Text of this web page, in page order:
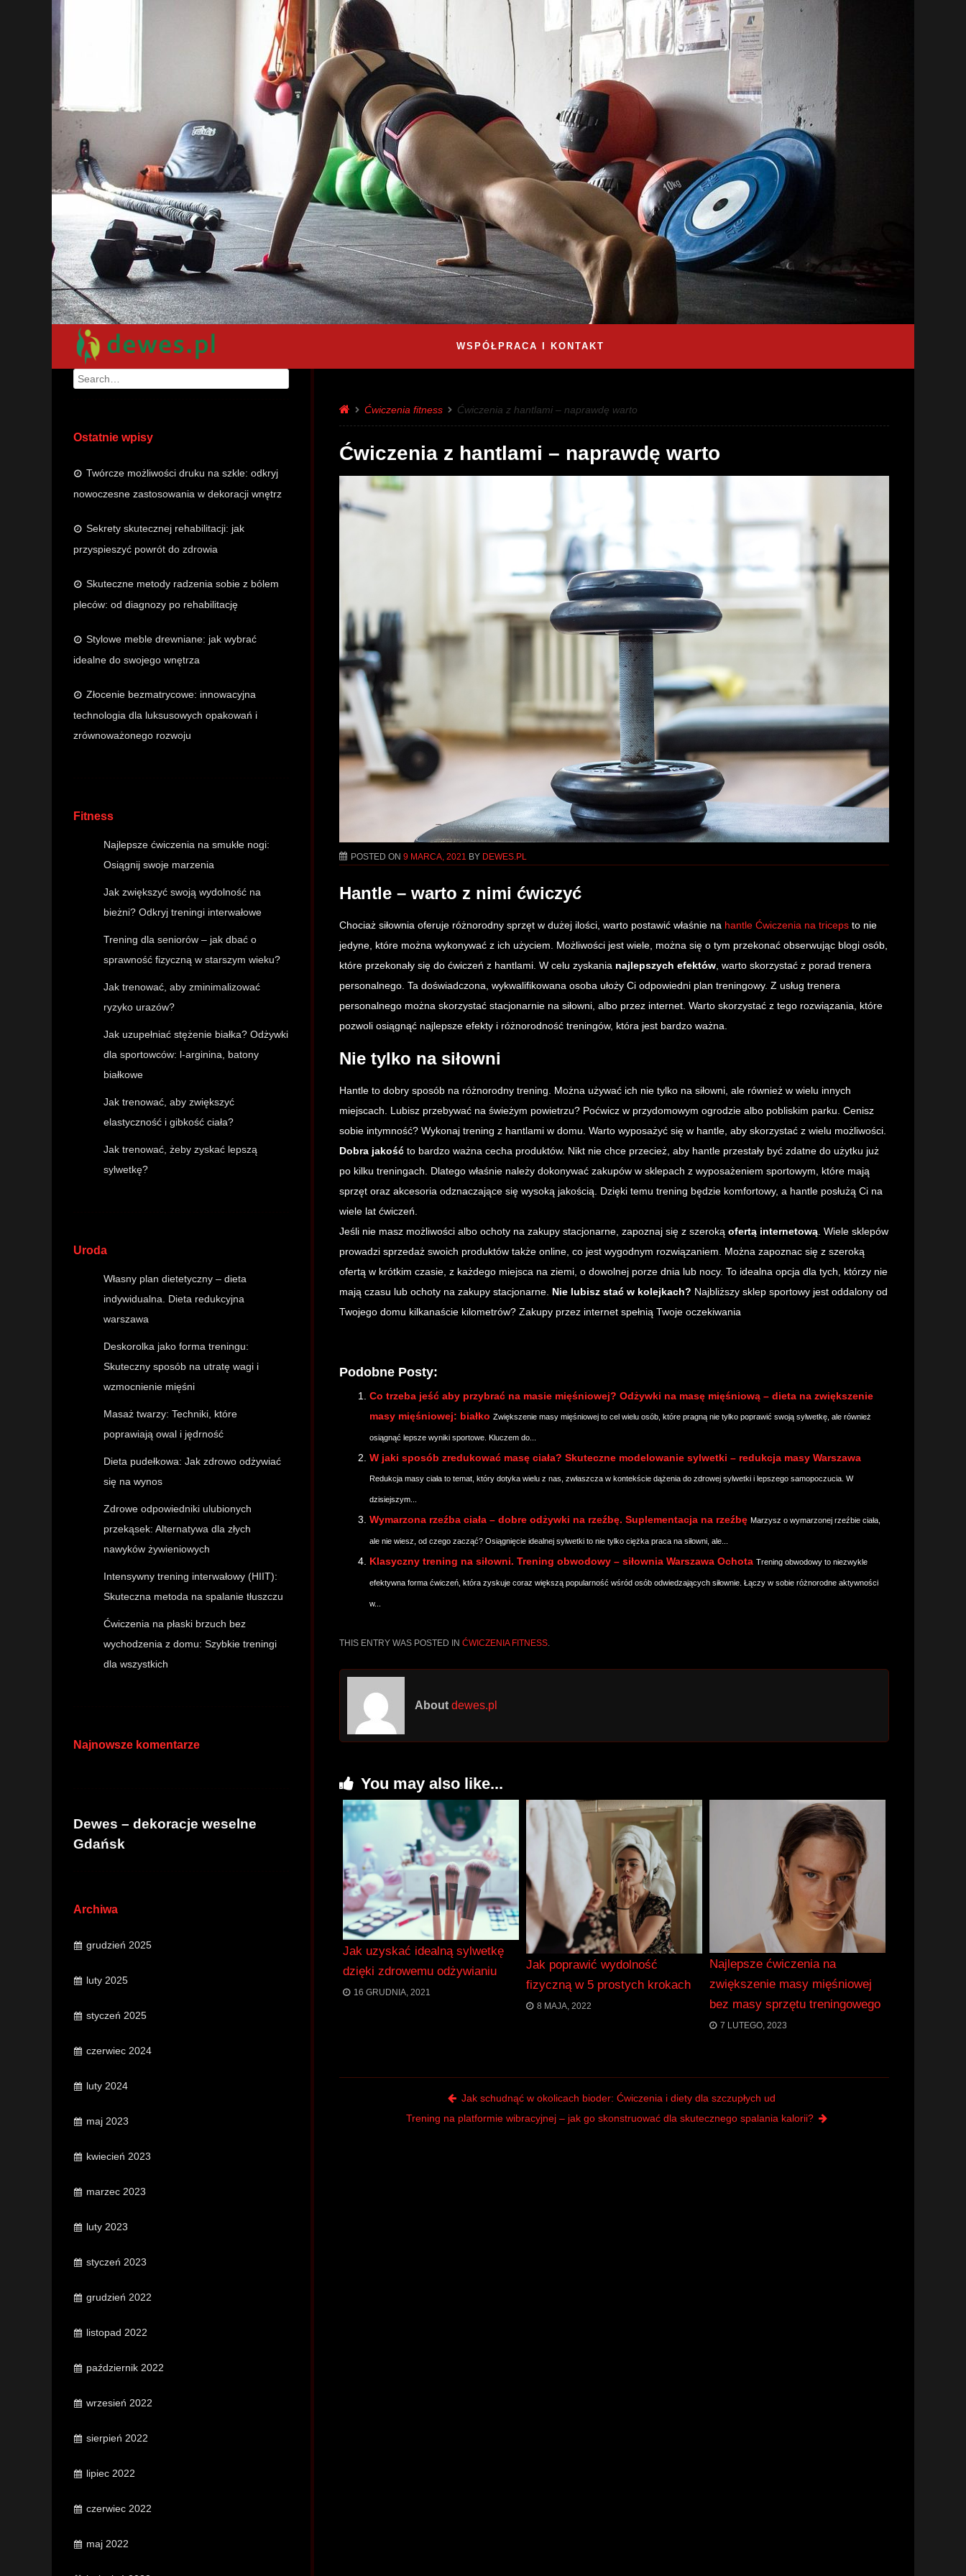
WSPÓŁPRACA I KONTAKT
Search
Ostatnie wpisy
Twórcze możliwości druku na szkle: odkryj
nowoczesne zastosowania w dekoracji wnętrz
Sekrety skutecznej rehabilitacji: jak
przyspieszyć powrót do zdrowia
Skuteczne metody radzenia sobie z bólem
pleców: od diagnozy po rehabilitację
Stylowe meble drewniane: jak wybrać
idealne do swojego wnętrza
Złocenie bezmatrycowe: innowacyjna
technologia dla luksusowych opakowań i
zrównoważonego rozwoju
Fitness
Najlepsze ćwiczenia na smukłe nogi:
Osiągnij swoje marzenia
Jak zwiększyć swoją wydolność na
bieżni? Odkryj treningi interwałowe
Trening dla seniorów – jak dbać o
sprawność fizyczną w starszym wieku?
Jak trenować, aby zminimalizować
ryzyko urazów?
Jak uzupełniać stężenie białka? Odżywki
dla sportowców: l-arginina, batony
białkowe
Jak trenować, aby zwiększyć
elastyczność i gibkość ciała?
Jak trenować, żeby zyskać lepszą
sylwetkę?
Uroda
Własny plan dietetyczny – dieta
indywidualna. Dieta redukcyjna
warszawa
Deskorolka jako forma treningu:
Skuteczny sposób na utratę wagi i
wzmocnienie mięśni
Masaż twarzy: Techniki, które
poprawiają owal i jędrność
Dieta pudełkowa: Jak zdrowo odżywiać
się na wynos
Zdrowe odpowiedniki ulubionych
przekąsek: Alternatywa dla złych
nawyków żywieniowych
Intensywny trening interwałowy (HIIT):
Skuteczna metoda na spalanie tłuszczu
Ćwiczenia na płaski brzuch bez
wychodzenia z domu: Szybkie treningi
dla wszystkich
Najnowsze komentarze
Dewes – dekoracje weselne
Gdańsk
Archiwa
grudzień 2025
luty 2025
styczeń 2025
czerwiec 2024
luty 2024
maj 2023
kwiecień 2023
marzec 2023
luty 2023
styczeń 2023
grudzień 2022
listopad 2022
październik 2022
wrzesień 2022
sierpień 2022
lipiec 2022
czerwiec 2022
maj 2022
Ćwiczenia fitness Ćwiczenia z hantlami – naprawdę warto
Ćwiczenia z hantlami – naprawdę warto
POSTED ON 9 MARCA, 2021 BY DEWES.PL
Hantle – warto z nimi ćwiczyć
Chociaż siłownia oferuje różnorodny sprzęt w dużej ilości, warto postawić właśnie na hantle Ćwiczenia na triceps to nie
jedyne, które można wykonywać z ich użyciem. Możliwości jest wiele, można się o tym przekonać obserwując blogi osób,
które przekonały się do ćwiczeń z hantlami. W celu zyskania najlepszych efektów , warto skorzystać z porad trenera
personalnego. Ta doświadczona, wykwalifikowana osoba ułoży Ci odpowiedni plan treningowy. Z usług trenera
personalnego można skorzystać stacjonarnie na siłowni, albo przez internet. Warto skorzystać z tego rozwiązania, które
pozwoli osiągnąć najlepsze efekty i różnorodność treningów, która jest bardzo ważna.
Nie tylko na siłowni
Hantle to dobry sposób na różnorodny trening. Można używać ich nie tylko na siłowni, ale również w wielu innych
miejscach. Lubisz przebywać na świeżym powietrzu? Poćwicz w przydomowym ogrodzie albo pobliskim parku. Cenisz
sobie intymność? Wykonaj trening z hantlami w domu. Warto wyposażyć się w hantle, aby skorzystać z wielu możliwości.
Dobra jakość to bardzo ważna cecha produktów. Nikt nie chce przecież, aby hantle przestały być zdatne do użytku już
po kilku treningach. Dlatego właśnie należy dokonywać zakupów w sklepach z wyposażeniem sportowym, które mają
sprzęt oraz akcesoria odznaczające się wysoką jakością. Dzięki temu trening będzie komfortowy, a hantle posłużą Ci na
wiele lat ćwiczeń.
Jeśli nie masz możliwości albo ochoty na zakupy stacjonarne, zapoznaj się z szeroką ofertą internetową . Wiele sklepów
prowadzi sprzedaż swoich produktów także online, co jest wygodnym rozwiązaniem. Można zapoznac się z szeroką
ofertą w krótkim czasie, z każdego miejsca na ziemi, o dowolnej porze dnia lub nocy. To idealna opcja dla tych, którzy nie
mają czasu lub ochoty na zakupy stacjonarne. Nie lubisz stać w kolejkach? Najbliższy sklep sportowy jest oddalony od
Twojego domu kilkanaście kilometrów? Zakupy przez internet spełnią Twoje oczekiwania
Podobne Posty:
Co trzeba jeść aby przybrać na masie mięśniowej? Odżywki na masę mięśniową – dieta na zwiększenie
masy mięśniowej: białko Zwiększenie masy mięśniowej to cel wielu osób, które pragną nie tylko poprawić swoją sylwetkę, ale również
osiągnąć lepsze wyniki sportowe. Kluczem do...
W jaki sposób zredukować masę ciała? Skuteczne modelowanie sylwetki – redukcja masy Warszawa
Redukcja masy ciała to temat, który dotyka wielu z nas, zwłaszcza w kontekście dążenia do zdrowej sylwetki i lepszego samopoczucia. W
dzisiejszym...
Wymarzona rzeźba ciała – dobre odżywki na rzeźbę. Suplementacja na rzeźbę Marzysz o wymarzonej rzeźbie ciała,
ale nie wiesz, od czego zacząć? Osiągnięcie idealnej sylwetki to nie tylko ciężka praca na siłowni, ale...
Klasyczny trening na siłowni. Trening obwodowy – siłownia Warszawa Ochota Trening obwodowy to niezwykle
efektywna forma ćwiczeń, która zyskuje coraz większą popularność wśród osób odwiedzających siłownie. Łączy w sobie różnorodne aktywności
w...
THIS ENTRY WAS POSTED IN ĆWICZENIA FITNESS
About dewes.pl
You may also like...
Jak uzyskać idealną sylwetkę
dzięki zdrowemu odżywianiu
16 GRUDNIA, 2021
Jak poprawić wydolność
fizyczną w 5 prostych krokach
8 MAJA, 2022
Najlepsze ćwiczenia na
zwiększenie masy mięśniowej
bez masy sprzętu treningowego
7 LUTEGO, 2023
Post navigationJak schudnąć w okolicach bioder: Ćwiczenia i diety dla szczupłych ud
Trening na platformie wibracyjnej – jak go skonstruować dla skutecznego spalania kalorii?